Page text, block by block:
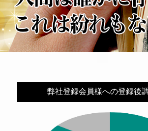
ウ
ン
ト
に
ア
ド
レ
弊社登録会員様への登録後